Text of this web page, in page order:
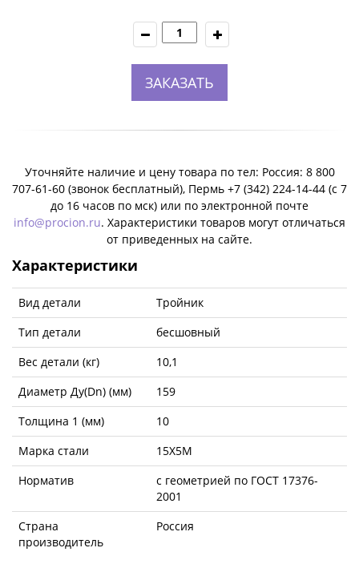
ЗАКАЗАТЬ
Уточняйте наличие и цену товара по тел: Россия: 8 800
707-61-60 (звонок бесплатный), Пермь +7 (342) 224-14-44 (c 7
до 16 часов по мск) или по электронной почте
info@procion.ru. Характеристики товаров могут отличаться
от приведенных на сайте.
Характеристики
Вид детали
Тройник
Тип детали
бесшовный
Вес детали (кг)
10,1
Диаметр Ду(Dn) (мм)
159
Толщина 1 (мм)
10
Марка стали
15Х5М
Норматив
с геометрией по ГОСТ 17376-
2001
Страна
производитель
Россия